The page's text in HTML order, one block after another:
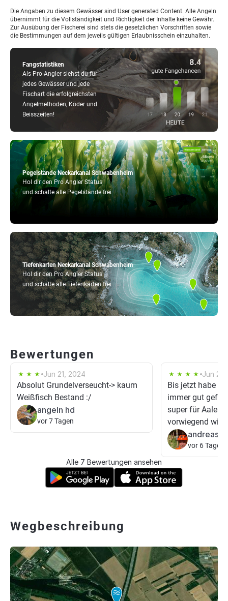
Tiefenkarten Neckarkanal Schwabenheim
Hol dir den Pro Angler Status
und schalte alle Tiefenkarten frei
Pegelstände Neckarkanal Schwabenheim
Hol dir den Pro Angler Status
und schalte alle Pegelstände frei
Fangstatistiken
Als Pro-Angler siehst du für
jedes Gewässer und jede
Fischart die erfolgreichsten
Angelmethoden, Köder und
Beisszeiten!
Die Angaben zu diesem Gewässer sind User generated Content. Alle Angeln
übernimmt für die Vollständigkeit und Richtigkeit der Inhalte keine Gewähr.
Zur Ausübung der Fischerei sind stets die gesetzlichen Vorschriften sowie
die Bestimmungen auf dem jeweils gültigen Erlaubnisschein einzuhalten.
Bewertungen
Jun 21, 2024
Absolut Grundelverseucht-> kaum
Weißfisch Bestand :/
angeln hd
vor 7 Tagen
Jun
Bis jetzt habe
immer gut
super für Aale.
vorwiegend wie
vor 6 Tagen
Alle 7 Bewertungen ansehen
Wegbeschreibung